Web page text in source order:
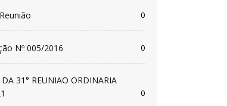
0
Nº 005/2016 0
31° REUNIAO ORDINARIA
0